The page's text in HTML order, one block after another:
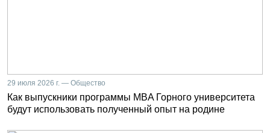
29 июля 2026 г. — Общество
Как выпускники программы MBA Горного университета
будут использовать полученный опыт на родине